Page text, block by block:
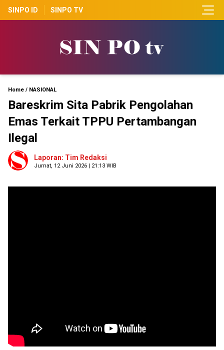
SINPO ID SINPO TV
Home / NASIONAL
Bareskrim Sita Pabrik Pengolahan
Emas Terkait TPPU Pertambangan
Ilegal
Laporan: Tim Redaksi
Jumat, 12 Juni 2026 | 21:13 WIB